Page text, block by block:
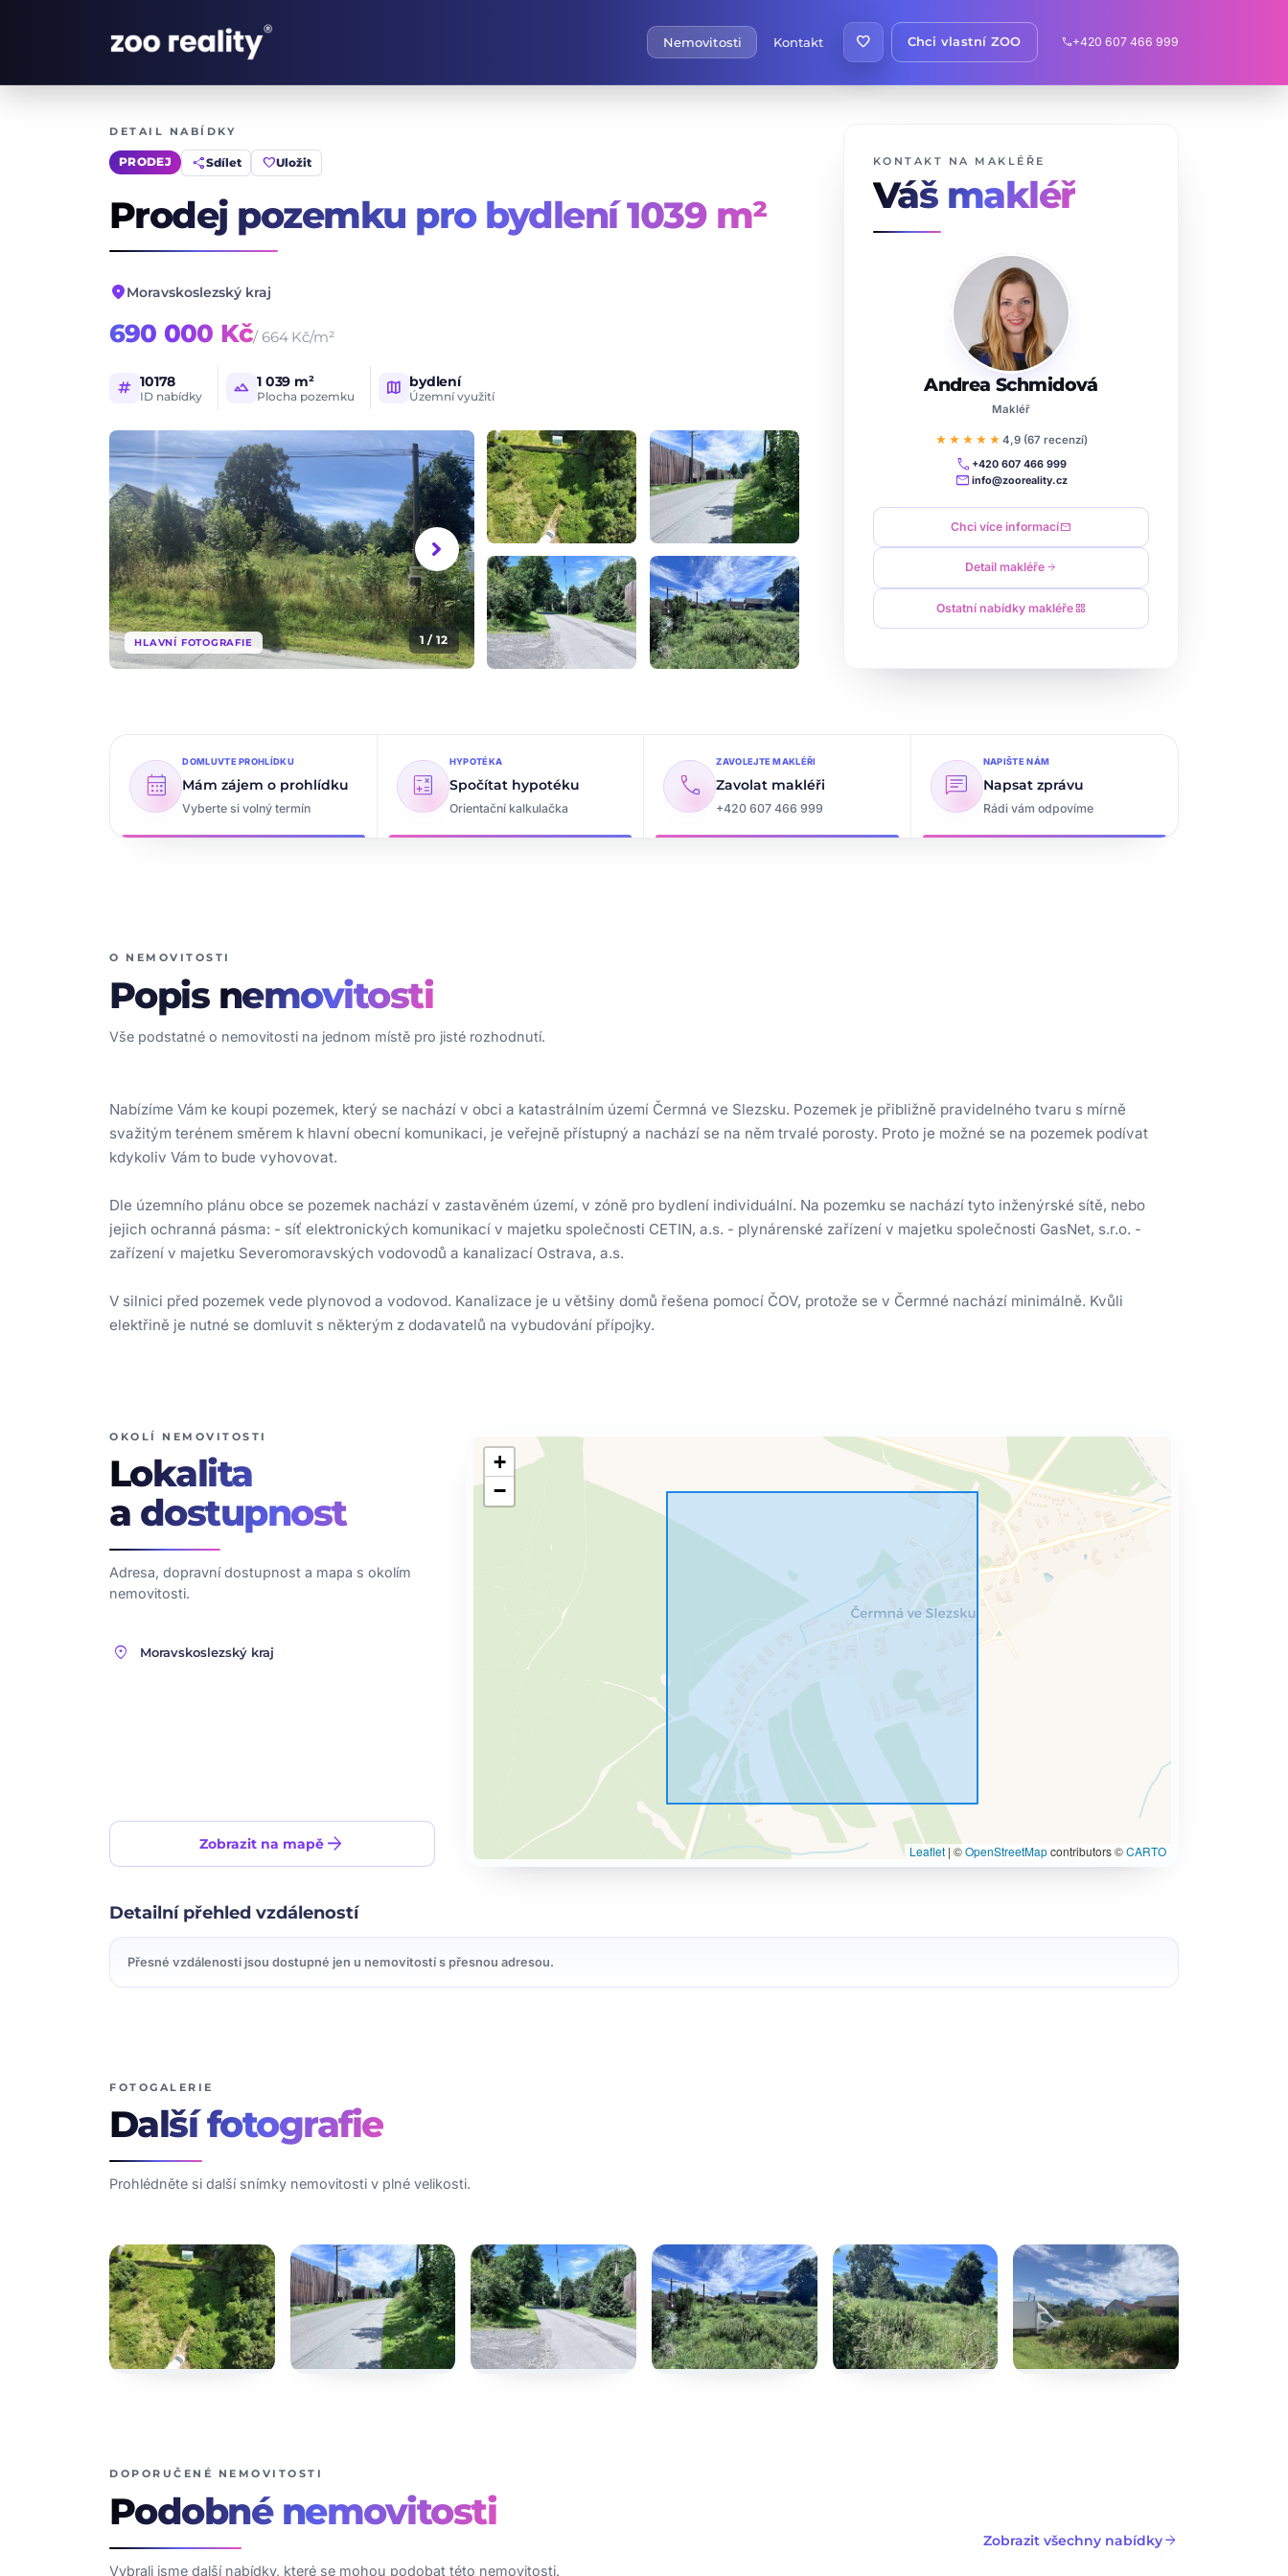
Nemovitosti Kontakt favorite Chci vlastní ZOO call+420 607 466 999
DETAIL NABÍDKY
PRODEJ shareSdílet favoriteUložit
Prodej pozemku pro bydlení1039 m²
location_onMoravskoslezský kraj
690 000 Kč/ 664 Kč/m²
tag 10178
ID nabídky landscape 1 039 m²
Plocha pozemku map bydlení
Územní využití
HLAVNÍ FOTOGRAFIE 1 / 12
chevron_right
KONTAKT NA MAKLÉŘE
Váš makléř
Andrea Schmidová
Makléř
★★★★★ 4,9 (67 recenzí)
call +420 607 466 999
mail info@zooreality.cz
Chci více informacímail
Detail makléře arrow_forward
Ostatní nabídky makléřegrid_view
calendar_month
DOMLUVTE PROHLÍDKU
Mám zájem o prohlídku
Vyberte si volný termín
calculate
HYPOTÉKA
Spočítat hypotéku
Orientační kalkulačka
call
ZAVOLEJTE MAKLÉŘI
Zavolat makléři
+420 607 466 999
chat
NAPIŠTE NÁM
Napsat zprávu
Rádi vám odpovíme
O NEMOVITOSTI
Popis nemovitosti
Vše podstatné o nemovitosti na jednom místě pro jisté rozhodnutí.
Nabízíme Vám ke koupi pozemek, který se nachází v obci a katastrálním území Čermná ve Slezsku. Pozemek je přibližně pravidelného tvaru s mírně
svažitým terénem směrem k hlavní obecní komunikaci, je veřejně přístupný a nachází se na něm trvalé porosty. Proto je možné se na pozemek podívat
kdykoliv Vám to bude vyhovovat.
Dle územního plánu obce se pozemek nachází v zastavěném území, v zóně pro bydlení individuální. Na pozemku se nachází tyto inženýrské sítě, nebo
jejich ochranná pásma: - síť elektronických komunikací v majetku společnosti CETIN, a.s. - plynárenské zařízení v majetku společnosti GasNet, s.r.o. -
zařízení v majetku Severomoravských vodovodů a kanalizací Ostrava, a.s.
V silnici před pozemek vede plynovod a vodovod. Kanalizace je u většiny domů řešena pomocí ČOV, protože se v Čermné nachází minimálně. Kvůli
elektřině je nutné se domluvit s některým z dodavatelů na vybudování přípojky.
OKOLÍ NEMOVITOSTI
Lokalita
a dostupnost
Adresa, dopravní dostupnost a mapa s okolím
nemovitosti.
location_on Moravskoslezský kraj
Zobrazit na mapěarrow_forward
+
−
Leaflet | ©OpenStreetMapcontributors ©CARTO
Detailní přehled vzdáleností
Přesné vzdálenosti jsou dostupné jen u nemovitostí s přesnou adresou.
FOTOGALERIE
Dalšífotografie
Prohlédněte si další snímky nemovitosti v plné velikosti.
DOPORUČENÉ NEMOVITOSTI
Zobrazit všechny nabídkyarrow_forward
Podobné nemovitosti
Vybrali jsme další nabídky, které se mohou podobat této nemovitosti.